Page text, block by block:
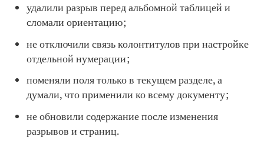
удалили разрыв перед альбомной таблицей и
сломали ориентацию;
не отключили связь колонтитулов при настройке
отдельной нумерации;
поменяли поля только в текущем разделе, а
думали, что применили ко всему документу;
не обновили содержание после изменения
разрывов и страниц.